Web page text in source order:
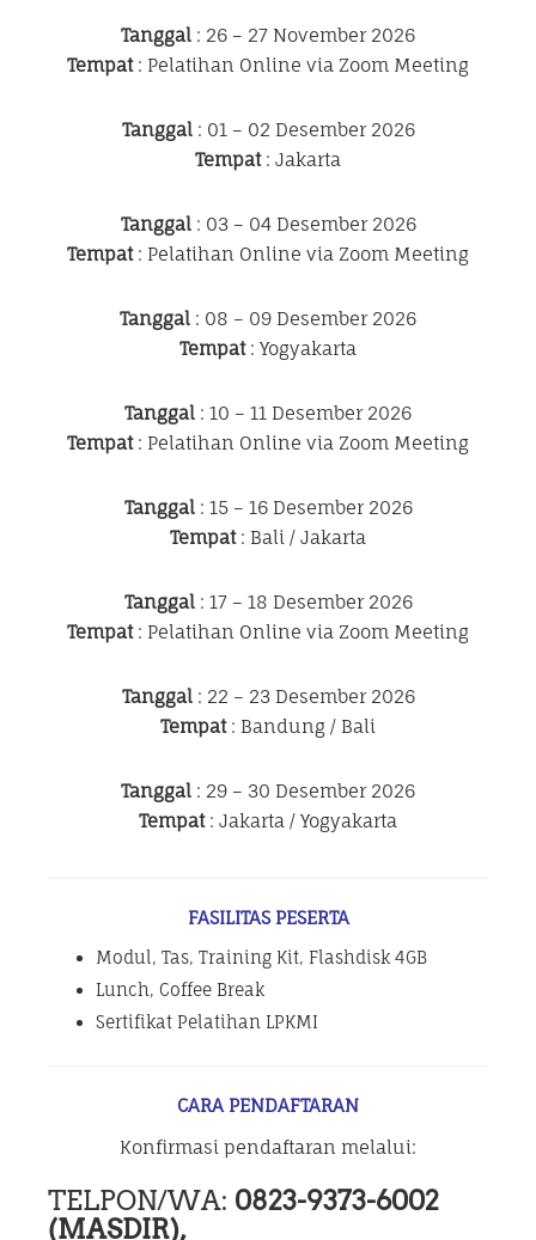
Tanggal : 26 – 27 November 2026
Tempat: Pelatihan Online via Zoom Meeting
Tanggal: 01 – 02 Desember 2026
Tempat: Jakarta
Tanggal: 03 – 04 Desember 2026
Tempat: Pelatihan Online via Zoom Meeting
Tanggal : 08 – 09 Desember 2026
Tempat: Yogyakarta
Tanggal : 10 – 11 Desember 2026
Tempat: Pelatihan Online via Zoom Meeting
Tanggal: 15 – 16 Desember 2026
Tempat: Bali / Jakarta
Tanggal: 17 – 18 Desember 2026
Tempat: Pelatihan Online via Zoom Meeting
Tanggal: 22 – 23 Desember 2026
Tempat: Bandung / Bali
Tanggal : 29 – 30 Desember 2026
Tempat: Jakarta / Yogyakarta
FASILITAS PESERTA
Modul, Tas, Training Kit, Flashdisk 4GB
Lunch, Coffee Break
Sertifikat Pelatihan LPKMI
CARA PENDAFTARAN
Konfirmasi pendaftaran melalui:
TELPON/WA: 0823-9373-6002
(MASDIR),